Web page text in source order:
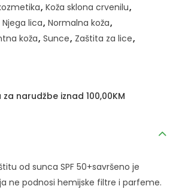
, Koža sklona crvenilu,
Njega lica, Normalna koža,
koža, Sunce, Zaštita za lice,
narudžbe iznad 100,00KM
od sunca SPF 50+savršeno je
ne podnosi hemijske filtre i parfeme.